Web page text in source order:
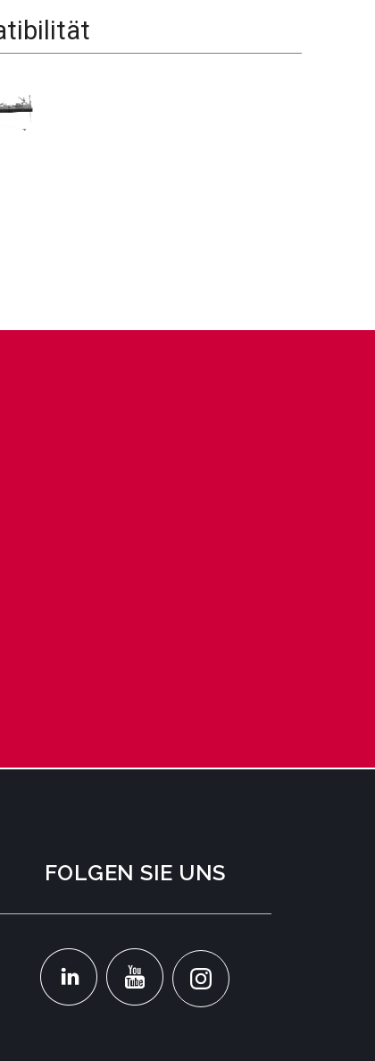
FOLGEN SIE UNS